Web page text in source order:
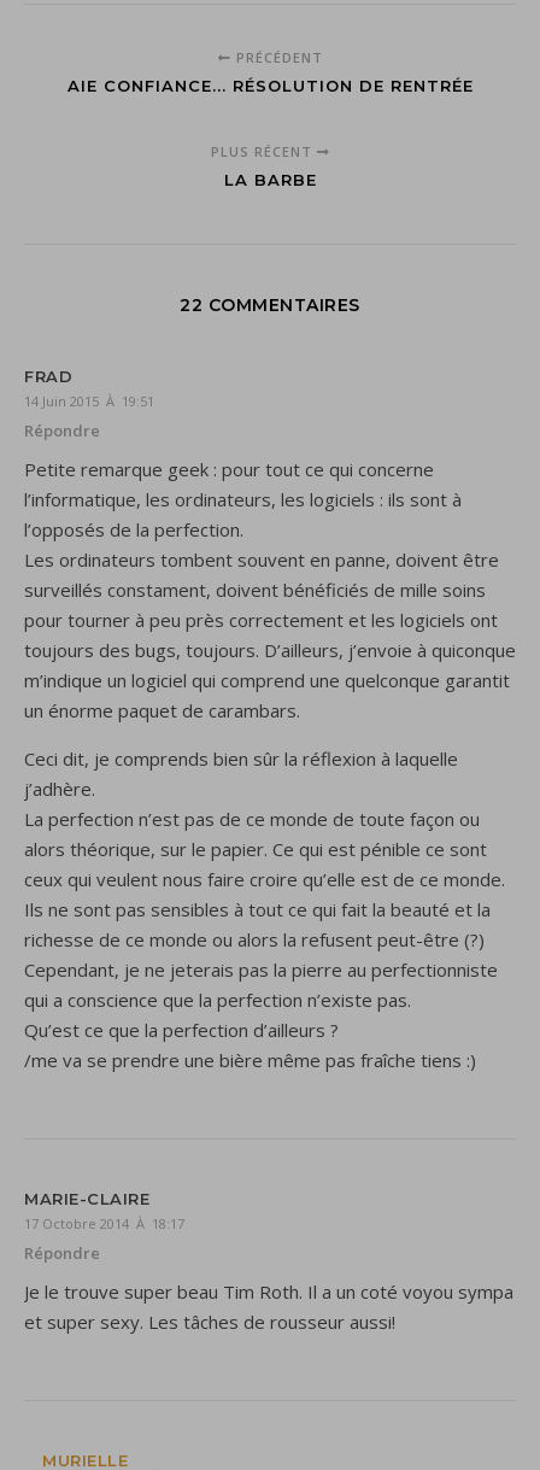
PRÉCÉDENT
AIE CONFIANCE... RÉSOLUTION DE RENTRÉE
PLUS RÉCENT
LA BARBE
22 COMMENTAIRES
FRAD
14 Juin 2015 À 19:51
Répondre
Petite remarque geek : pour tout ce qui concerne
l’informatique, les ordinateurs, les logiciels : ils sont à
l’opposés de la perfection.
Les ordinateurs tombent souvent en panne, doivent être
surveillés constament, doivent bénéficiés de mille soins
pour tourner à peu près correctement et les logiciels ont
toujours des bugs, toujours. D’ailleurs, j’envoie à quiconque
m’indique un logiciel qui comprend une quelconque garantit
un énorme paquet de carambars.
Ceci dit, je comprends bien sûr la réflexion à laquelle
j’adhère.
La perfection n’est pas de ce monde de toute façon ou
alors théorique, sur le papier. Ce qui est pénible ce sont
ceux qui veulent nous faire croire qu’elle est de ce monde.
Ils ne sont pas sensibles à tout ce qui fait la beauté et la
richesse de ce monde ou alors la refusent peut-être (?)
Cependant, je ne jeterais pas la pierre au perfectionniste
qui a conscience que la perfection n’existe pas.
Qu’est ce que la perfection d’ailleurs ?
/me va se prendre une bière même pas fraîche tiens :)
MARIE-CLAIRE
17 Octobre 2014 À 18:17
Répondre
Je le trouve super beau Tim Roth. Il a un coté voyou sympa
et super sexy. Les tâches de rousseur aussi!
MURIELLE